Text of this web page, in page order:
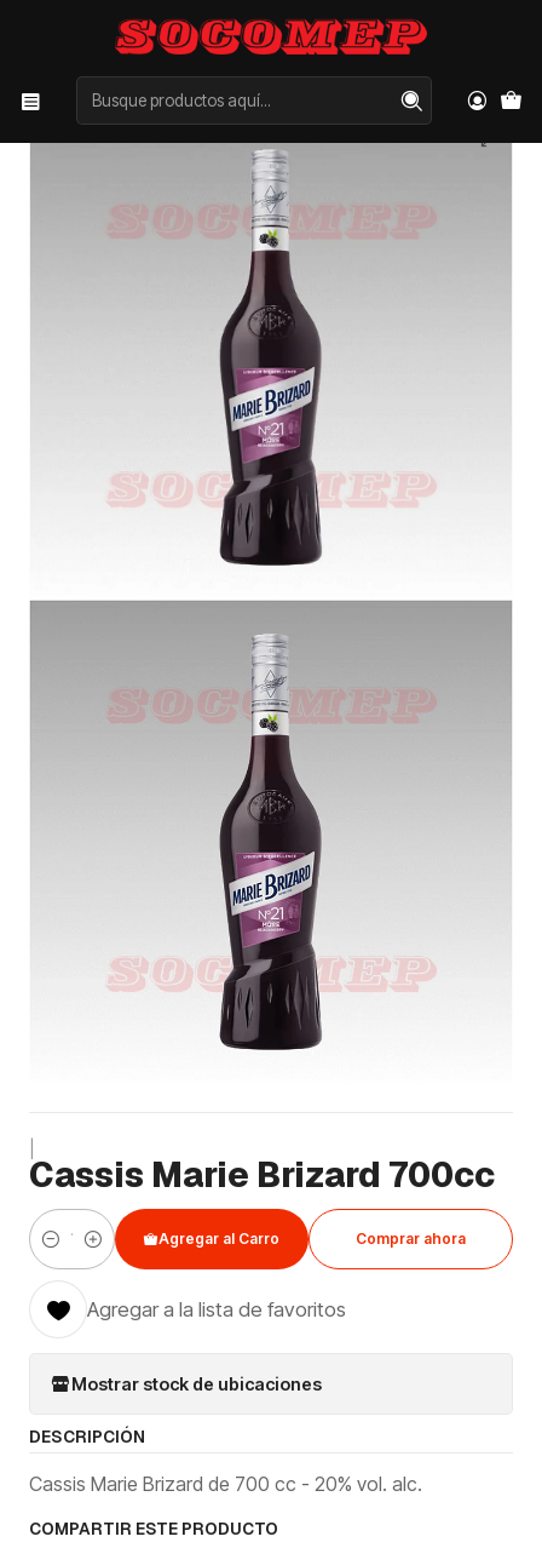
Inicio Categorías LICORES
OTROS
Cassis Marie Brizard 700cc
Cassis Marie Brizard 700cc
Cantidad
Agregar al Carro Comprar ahora
Agregar a la lista de favoritos
Mostrar stock de ubicaciones
DESCRIPCIÓN
Cassis Marie Brizard de 700 cc - 20% vol. alc.
COMPARTIR ESTE PRODUCTO